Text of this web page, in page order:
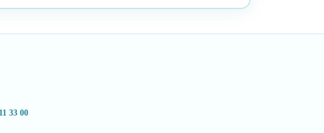
33 00